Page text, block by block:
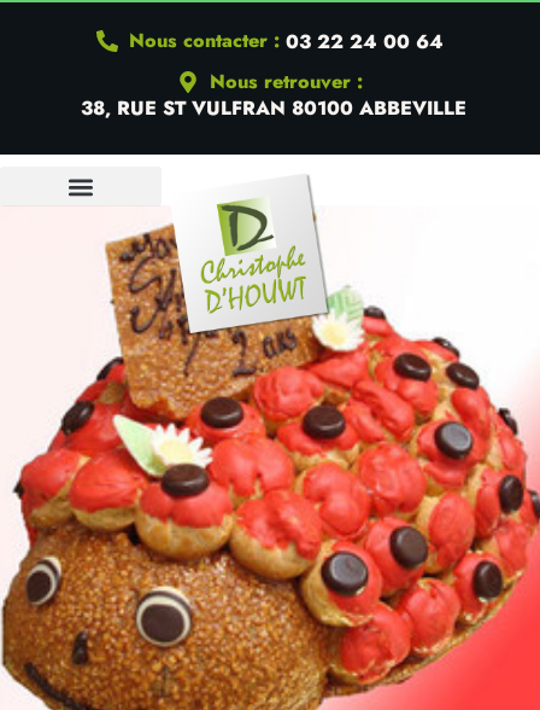
Nous contacter : 03 22 24 00 64
Nous retrouver :
38, RUE ST VULFRAN 80100 ABBEVILLE